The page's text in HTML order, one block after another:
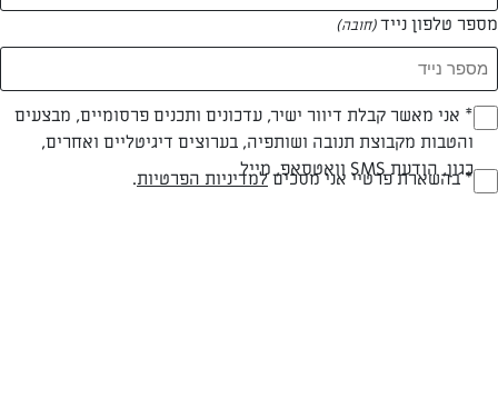
מספר טלפון נייד(חובה)
Opt_In
(חובה)
* אני מאשר קבלת דיוור ישיר, עדכונים ותכנים פרסומיים, מבצעים
והטבות מקבוצת תנובה ושותפיה, בערוצים דיגיטליים ואחרים,
כגון, הודעת SMS וואטסאפ, מייל
RegulationsApproved
* בהשארת פרטיי אני מסכיםלמדיניות הפרטיות.